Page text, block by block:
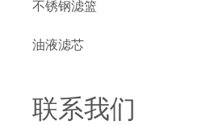
不锈钢滤篮
油液滤芯
联系我们